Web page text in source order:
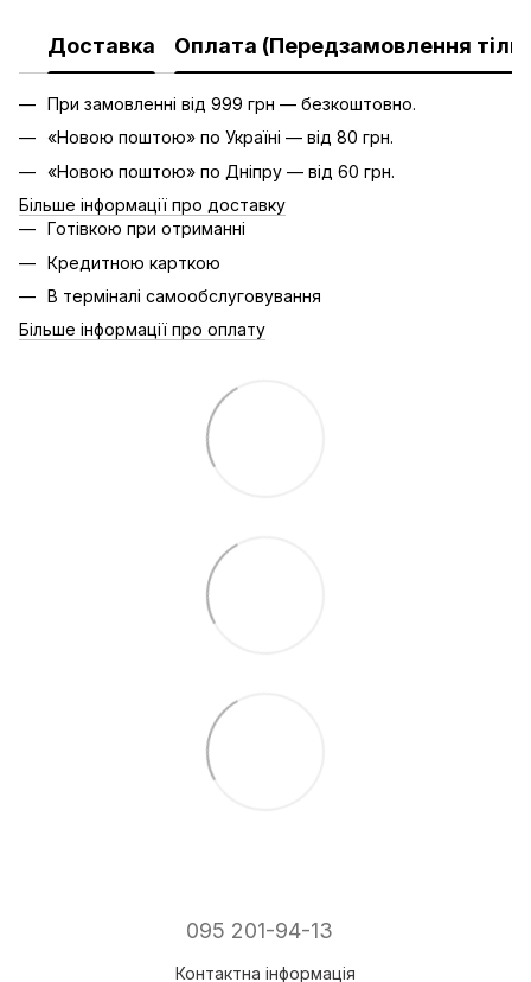
Доставка Оплата (Передзамовлення
При замовленні від 999 грн — безкоштовно.
«Новою поштою» по Україні — від 80 грн.
«Новою поштою» по Дніпру — від 60 грн.
Більше інформації про доставку
Готівкою при отриманні
Кредитною карткою
В терміналі самообслуговування
Більше інформації про оплату
095 201-94-13
Контактна інформація